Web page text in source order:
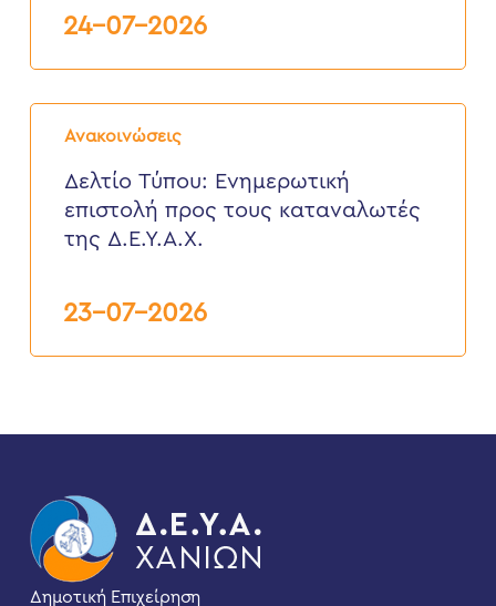
2026
24-07-2026
Ανακοινώσεις
Δελτίο
Τύπου:
επιστολή
προς
τους
καταναλωτές
Δελτίο Τύπου: Eνημερωτική
επιστολή προς τους καταναλωτές
της Δ.Ε.Υ.Α.Χ.
23-07-2026
Δημοτική Επιχείρηση